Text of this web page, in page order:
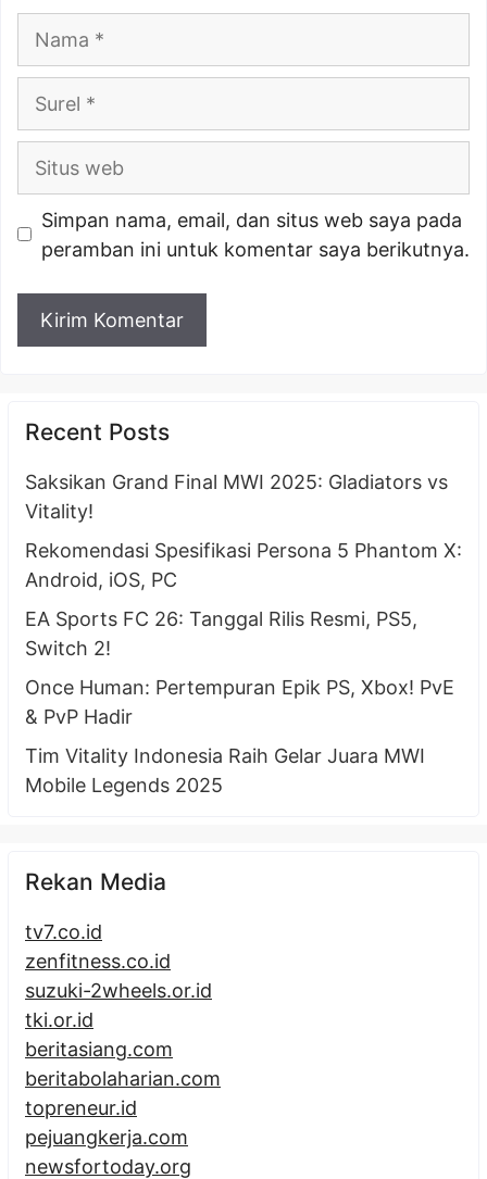
Surel
Situs
web
Simpan nama, email, dan situs web saya pada
peramban ini untuk komentar saya berikutnya.
Recent Posts
Saksikan Grand Final MWI 2025: Gladiators vs
Vitality!
Rekomendasi Spesifikasi Persona 5 Phantom X:
Android, iOS, PC
EA Sports FC 26: Tanggal Rilis Resmi, PS5,
Switch 2!
Once Human: Pertempuran Epik PS, Xbox! PvE
& PvP Hadir
Tim Vitality Indonesia Raih Gelar Juara MWI
Mobile Legends 2025
Rekan Media
tv7.co.id
zenfitness.co.id
suzuki-2wheels.or.id
tki.or.id
beritasiang.com
beritabolaharian.com
topreneur.id
pejuangkerja.com
newsfortoday.org